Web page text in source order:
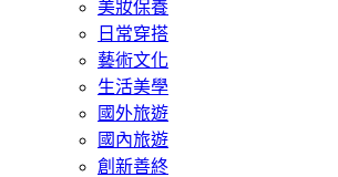
美妝保養
日常穿搭
藝術文化
生活美學
國外旅遊
國內旅遊
創新善終